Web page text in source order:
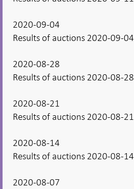
2020-09-04
Results of auctions 2020-09-04
2020-08-28
Results of auctions 2020-08-28
2020-08-21
Results of auctions 2020-08-21
2020-08-14
Results of auctions 2020-08-14
2020-08-07